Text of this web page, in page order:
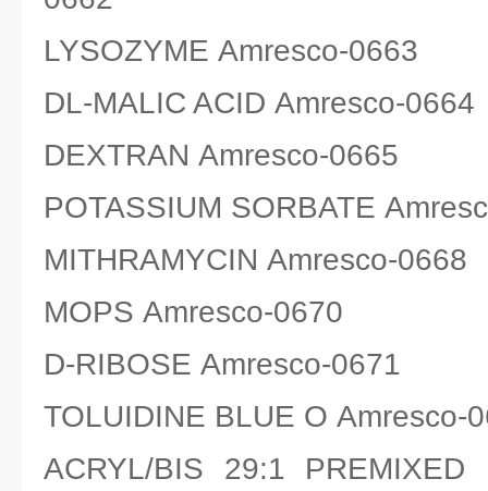
LYSOZYME Amresco-0663
DL-MALIC ACID Amresco-0664
DEXTRAN Amresco-0665
POTASSIUM SORBATE
MITHRAMYCIN Amresco-0668
MOPS Amresco-0670
D-RIBOSE Amresco-0671
TOLUIDINE BLUE O Amresco-
ACRYL/BIS 29:1 PREMIXED